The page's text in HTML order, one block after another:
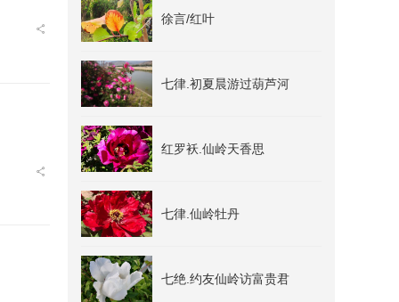
徐言/红叶
七律.初夏晨游过葫芦河
红罗袄.仙岭天香思
七律.仙岭牡丹
七绝.约友仙岭访富贵君